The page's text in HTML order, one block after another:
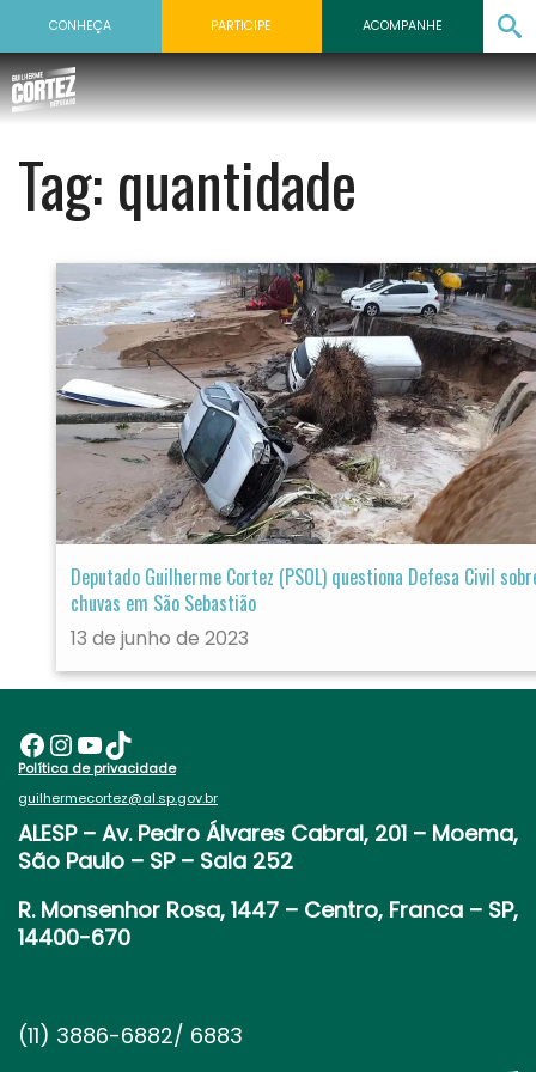
CONHEÇA PARTICIPE ACOMPANHE
Tag:quantidade
Deputado Guilherme Cortez (PSOL) questiona Defesa Civil
chuvas em São Sebastião
13 de junho de 2023
Facebook InstagramYoutube TikTok
Política de privacidade
guilhermecortez@al.sp.gov.br
ALESP – Av. Pedro Álvares Cabral, 201 – Moema,
São Paulo – SP – Sala 252
R. Monsenhor Rosa, 1447 – Centro, Franca – SP,
14400-670
(11) 3886-6882/ 6883